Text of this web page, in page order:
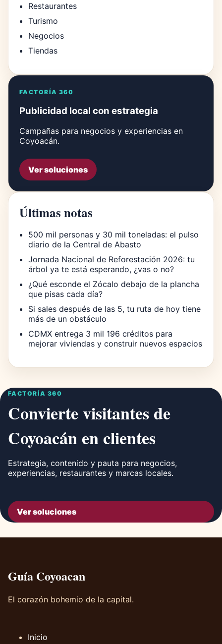
Restaurantes
Turismo
Negocios
Tiendas
FACTORÍA 360
Publicidad local con estrategia
Campañas para negocios y experiencias en
Coyoacán.
Ver soluciones
Últimas notas
500 mil personas y 30 mil toneladas: el pulso
diario de la Central de Abasto
Jornada Nacional de Reforestación 2026: tu
árbol ya te está esperando, ¿vas o no?
¿Qué esconde el Zócalo debajo de la plancha
que pisas cada día?
Si sales después de las 5, tu ruta de hoy tiene
más de un obstáculo
CDMX entrega 3 mil 196 créditos para
mejorar viviendas y construir nuevos espacios
FACTORÍA 360
Convierte visitantes de
Coyoacán en clientes
Estrategia, contenido y pauta para negocios,
experiencias, restaurantes y marcas locales.
Ver soluciones
Guía Coyoacan
El corazón bohemio de la capital.
Inicio